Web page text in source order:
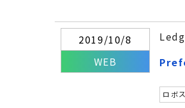
2019/10/8
WEB
ロボ